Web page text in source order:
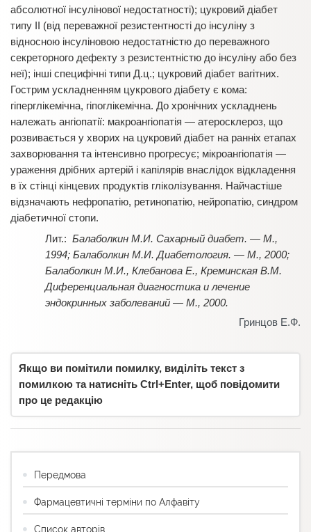
абсолютної інсулінової недостатності); цукровий діабет
типу ІІ (від переважної резистентності до інсуліну з
відносною інсуліновою недостатністю до переважного
секреторного дефекту з резистентністю до інсуліну або без
неї); інші специфічні типи Д.ц.; цукровий діабет вагітних.
Гострим ускладненням цукрового діабету є кома:
гіперглікемічна, гіпоглікемічна. До хронічних ускладнень
належать ангіопатії: макроангіопатія — атеросклероз, що
розвивається у хворих на цукровий діабет на ранніх етапах
захворювання та інтенсивно прогресує; мікроангіопатія —
ураження дрібних артерій і капілярів внаслідок відкладення
в їх стінці кінцевих продуктів гліколізування. Найчастіше
відзначають нефропатію, ретинопатію, нейропатію, синдром
діабетичної стопи.
Балаболкин М.И. Сахарный диабет. — М.,
1994; Балаболкин М.И. Диабетология. — М., 2000;
Балаболкин М.И., Клебанова Е., Креминская В.М.
Диференциальная диагностика и лечение
эндокринных заболеваний — М., 2000.
Гринцов Е.Ф.
Якщо ви помітили помилку, виділіть текст з
помилкою та натисніть Ctrl+Enter, щоб повідомити
про це редакцію
Передмова
Фармацевтичні терміни по Алфавіту
Список авторів